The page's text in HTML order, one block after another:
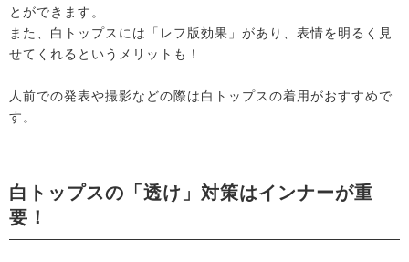
とができます。
また、白トップスには「レフ版効果」があり、表情を明るく見
せてくれるというメリットも！
人前での発表や撮影などの際は白トップスの着用がおすすめで
す。
白トップスの「透け」対策はインナーが重
要！